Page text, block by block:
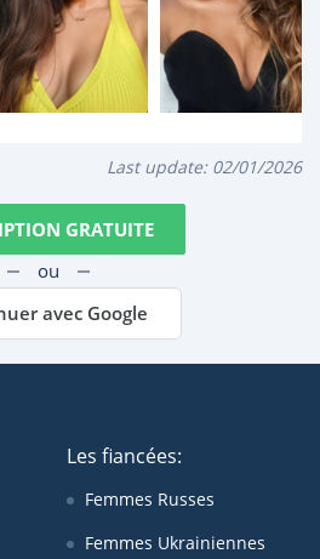
Last update: 02/01/2026
GRATUITE
ou
avec Google
Les fiancées:
Femmes Russes
Femmes Ukrainiennes